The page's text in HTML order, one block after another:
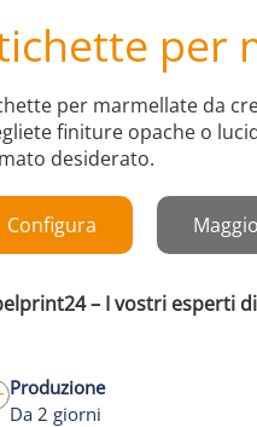
per
per marmellate da
finiture opache o
desiderato.
Configura
– I vostri esperti
Produzione
Da 2 giorni